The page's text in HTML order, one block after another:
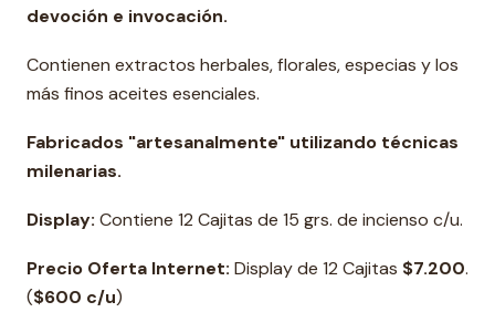
devoción e invocación.
Contienen extractos herbales, florales, especias y los
más finos aceites esenciales.
Fabricados "artesanalmente" utilizando técnicas
milenarias.
Display: Contiene 12 Cajitas de 15 grs. de incienso c/u.
Precio Oferta Internet: Display de 12 Cajitas $7.200.
($600 c/u)